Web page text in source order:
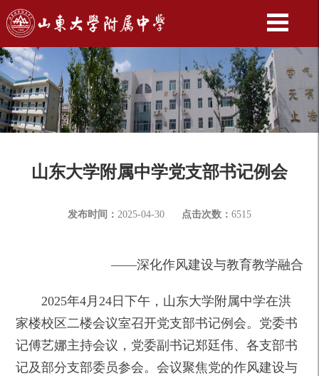
山东大学附属中学党支部书记例会
发布时间： 2025-04-30 点击次数： 6515
——深化作风建设与教育教学融合
2025年4月24日下午，山东大学附属中学在洪
家楼校区二楼会议室召开党支部书记例会。党委书
记傅艺娜主持会议，党委副书记郑廷伟、各支部书
记及部分支部委员参会。会议聚焦党的作风建设与